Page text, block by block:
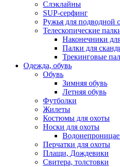
Cлэклайны
SUP-серфинг
Ружья для подводной
Телескопические
Наконечники
Палки для
Трекинговые
Одежда, обувь
Обувь
Зимняя обувь
Летняя обувь
Футболки
Жилеты
Костюмы для охоты
Носки для охоты
Перчатки для охоты
Плащи, Дождевики
Свитера, толстовки